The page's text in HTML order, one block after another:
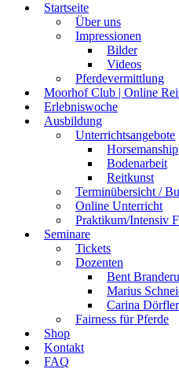
Startseite
Über uns
Impressionen
Bilder
Videos
Pferdevermittlung
Moorhof Club | Online
Erlebniswoche
Ausbildung
Unterrichtsangebote
Horsemanship
Bodenarbeit
Reitkunst
Terminübersicht /
Online Unterricht
Praktikum/Intensiv
Seminare
Tickets
Dozenten
Bent
Marius
Carina Dörfler
Fairness für Pferde
Shop
Kontakt
FAQ